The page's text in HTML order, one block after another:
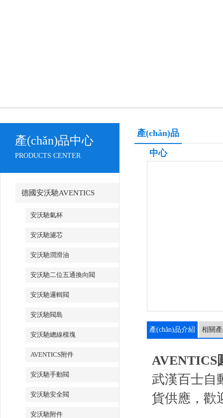
產(chǎn)品中心
PRODUCTS CENTER
德國安沃馳AVENTICS
安沃馳氣杯
安沃馳濾芯
安沃馳潤滑油
安沃馳二位五通換向閥
安沃馳邏輯閥
安沃馳閥島
安沃馳總線模塊
AVENTICS附件
安沃馳手動閥
安沃馳安全閥
安沃馳附件
產(chǎn)品
中心
產(chǎn)品介紹 相關
AVENTICS
武漢百士自
貨供應，歡